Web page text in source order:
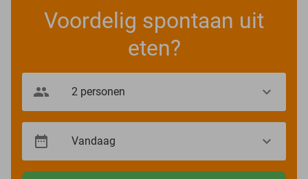
Voordelig spontaan uit
eten?